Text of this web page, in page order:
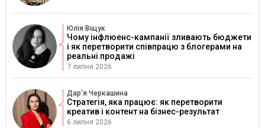
Юлія Віщук
Чому інфлюенс-кампанії зливають бюджети
і як перетворити співпрацю з блогерами на
реальні продажі
7 липня 2026
Дарʼя Черкашина
Стратегія, яка працює: як перетворити
креатив і контент на бізнес-результат
6 липня 2026